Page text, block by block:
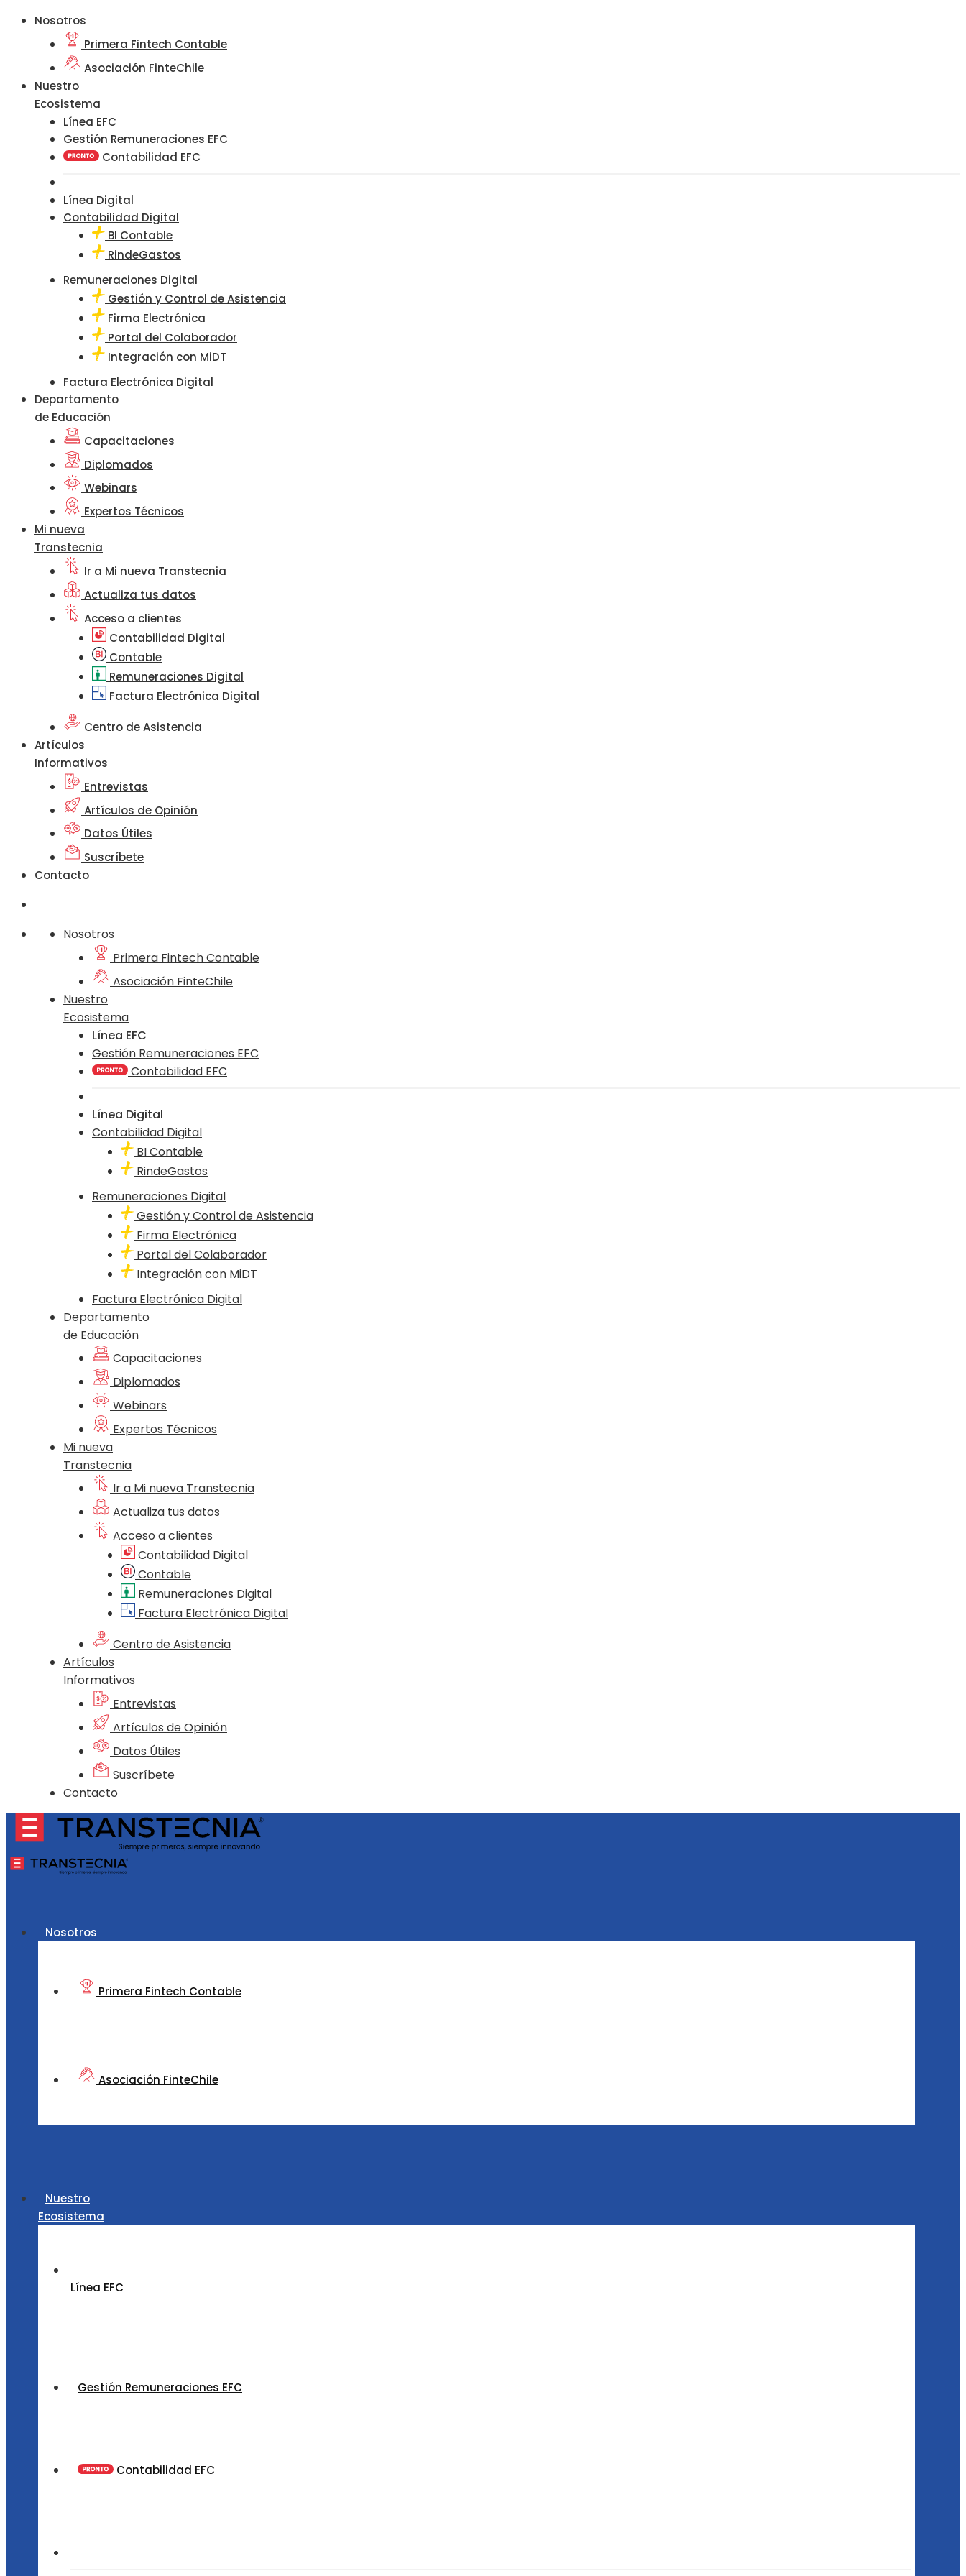
Nosotros
Primera Fintech Contable
Asociación FinteChile
Nuestro
Ecosistema
Línea EFC
Gestión Remuneraciones EFC
Contabilidad EFC
Línea Digital
Contabilidad Digital
BI Contable
RindeGastos
Remuneraciones Digital
Gestión y Control de Asistencia
Firma Electrónica
Portal del Colaborador
Integración con MiDT
Factura Electrónica Digital
Departamento
de Educación
Capacitaciones
Diplomados
Webinars
Expertos Técnicos
Mi nueva
Transtecnia
Ir a Mi nueva Transtecnia
Actualiza tus datos
Acceso a clientes
Contabilidad Digital
Contable
Remuneraciones Digital
Factura Electrónica Digital
Centro de Asistencia
Artículos
Informativos
Entrevistas
Artículos de Opinión
Datos Útiles
Suscríbete
Contacto
Nosotros
Primera Fintech Contable
Asociación FinteChile
Nuestro
Ecosistema
Línea EFC
Gestión Remuneraciones EFC
Contabilidad EFC
Línea Digital
Contabilidad Digital
BI Contable
RindeGastos
Remuneraciones Digital
Gestión y Control de Asistencia
Firma Electrónica
Portal del Colaborador
Integración con MiDT
Factura Electrónica Digital
Departamento
de Educación
Capacitaciones
Diplomados
Webinars
Expertos Técnicos
Mi nueva
Transtecnia
Ir a Mi nueva Transtecnia
Actualiza tus datos
Acceso a clientes
Contabilidad Digital
Contable
Remuneraciones Digital
Factura Electrónica Digital
Centro de Asistencia
Artículos
Informativos
Entrevistas
Artículos de Opinión
Datos Útiles
Suscríbete
Contacto
Nosotros
Primera Fintech Contable
Asociación FinteChile
Nuestro
Ecosistema
Línea EFC
Gestión Remuneraciones EFC
Contabilidad EFC